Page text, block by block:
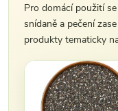
Pro domácí použití
snídaně a pečení
produkty tematicky